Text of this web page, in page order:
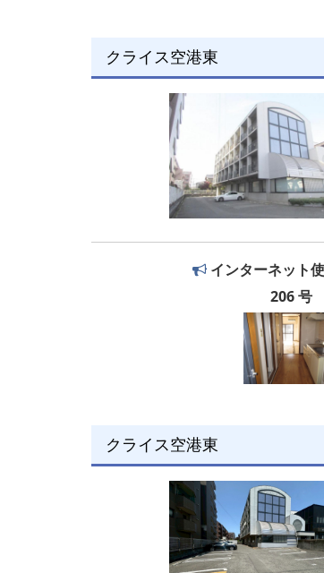
クライス空港東
インターネット
206 号
クライス空港東